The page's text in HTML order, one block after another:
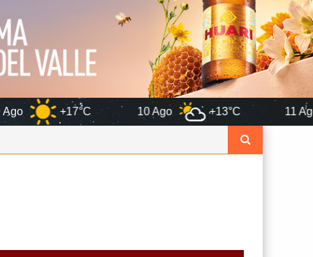
10 Ago +13°C 11 Ago +12°C